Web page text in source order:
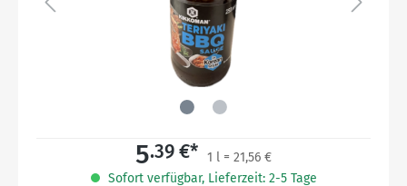
5.39 €* 1 l = 21,56 €
Sofort verfügbar, Lieferzeit: 2-5 Tage